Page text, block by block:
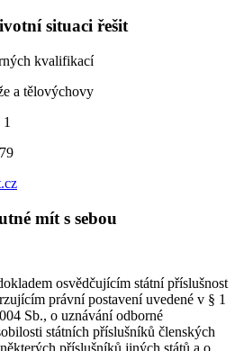
situaci řešit
kvalifikací
a tělovýchovy
mít s sebou
osvědčujícím státní příslušnost
právní postavení uvedené v § 1
Sb., o uznávání odborné
státních příslušníků členských